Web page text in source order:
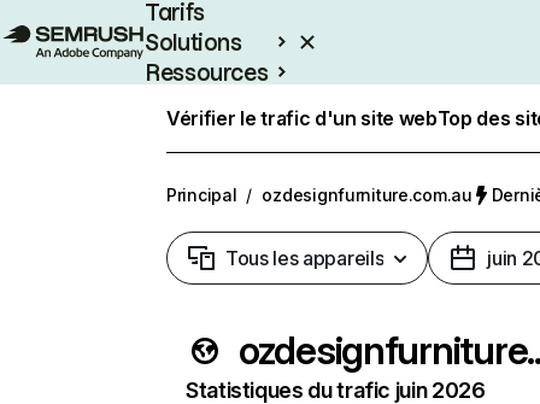
Tarifs
Solutions
Ressources
Vérifier le trafic d'un site webTop des
Principal / ozdesignfurniture.com.au
Tous les appareils juin
Statistiques du trafic juin 2026